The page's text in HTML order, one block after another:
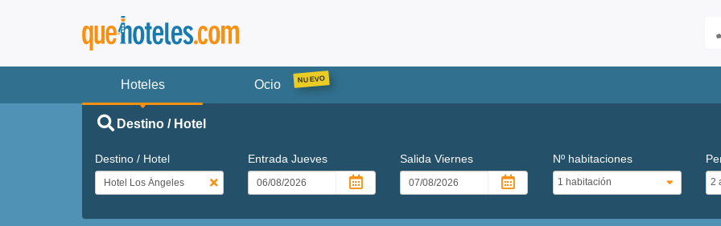
Hoteles Ocio
Destino / Hotel
Destino / Hotel Entrada Jueves SalidaViernes Nº habitaciones